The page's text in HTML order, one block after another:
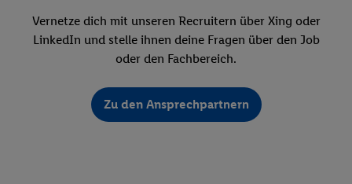
Vernetze dich mit unseren Recruitern über Xing oder
LinkedIn und stelle ihnen deine Fragen über den Job
oder den Fachbereich.
Zu den Ansprechpartnern